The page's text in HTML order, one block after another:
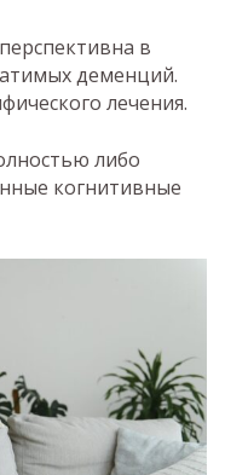
в
деменций.
лечения.
либо
когнитивные